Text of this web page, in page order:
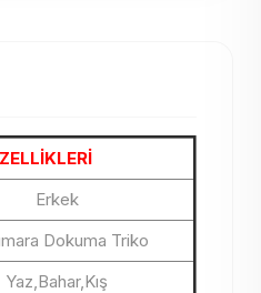
Erkek
Dokuma Triko
Yaz,Bahar,Kış